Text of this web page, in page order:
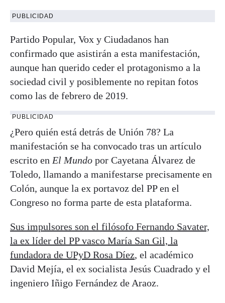
PUBLICIDAD
Partido Popular, Vox y Ciudadanos han
confirmado que asistirán a esta manifestación,
aunque han querido ceder el protagonismo a la
sociedad civil y posiblemente no repitan fotos
como las de febrero de 2019.
PUBLICIDAD
¿Pero quién está detrás de Unión 78? La
manifestación se ha convocado tras un artículo
escrito en El Mundo por Cayetana Álvarez de
Toledo, llamando a manifestarse precisamente en
Colón, aunque la ex portavoz del PP en el
Congreso no forma parte de esta plataforma.
Sus impulsores son el filósofo Fernando Savater,
la ex líder del PP vasco María San Gil, la
fundadora de UPyD Rosa Díez, el académico
David Mejía, el ex socialista Jesús Cuadrado y el
ingeniero Iñigo Fernández de Araoz.